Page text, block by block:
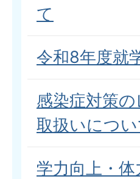
て
令和8年度就
感染症対策
取扱いにつ
学力向上・